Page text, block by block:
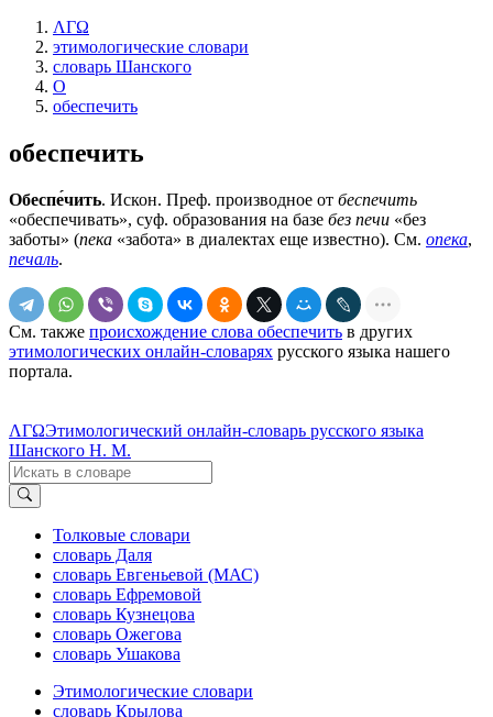
ΛΓΩ
этимологические словари
словарь Шанского
О
обеспечить
обеспечить
Обеспе́чить. Искон. Преф. производное от беспечить
«обеспечивать», суф. образования на базе без печи «без
заботы» (пека «забота» в диалектах еще известно). См. опека,
печаль.
См. также происхождение слова обеспечить в других
этимологических онлайн-словарях русского языка нашего
портала.
ΛΓΩЭтимологический онлайн-словарь русского языка
Шанского Н. М.
Толковые словари
словарь Даля
словарь Евгеньевой (МАС)
словарь Ефремовой
словарь Кузнецова
словарь Ожегова
словарь Ушакова
Этимологические словари
словарь Крылова